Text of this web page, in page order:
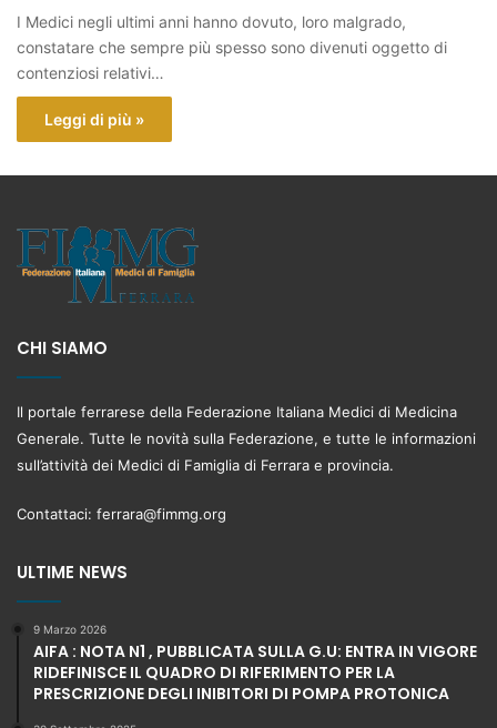
I Medici negli ultimi anni hanno dovuto, loro malgrado,
constatare che sempre più spesso sono divenuti oggetto di
contenziosi relativi…
Leggi di più »
CHI SIAMO
Il portale ferrarese della Federazione Italiana Medici di Medicina
Generale. Tutte le novità sulla Federazione, e tutte le informazioni
sull’attività dei Medici di Famiglia di Ferrara e provincia.
Contattaci: ferrara@fimmg.org
ULTIME NEWS
9 Marzo 2026
AIFA : NOTA N1 , PUBBLICATA SULLA G.U: ENTRA IN VIGORE
RIDEFINISCE IL QUADRO DI RIFERIMENTO PER LA
PRESCRIZIONE DEGLI INIBITORI DI POMPA PROTONICA